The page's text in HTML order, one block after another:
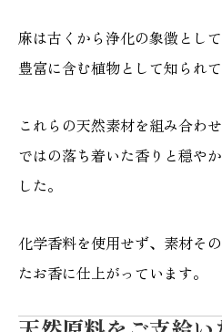
麻は古くから浄化の象徴とし
豊富に含む植物として知られて
これらの天然素材を組み合わ
ではの落ち着いた香りと穏や
した。
化学香料を使用せず、素材そ
たお香に仕上がっています。